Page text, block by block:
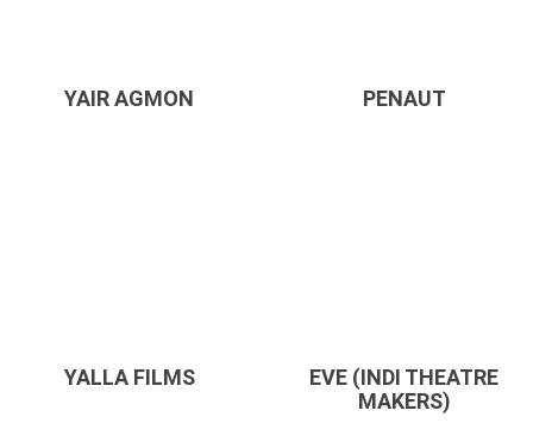
YAIR AGMON PENAUT
YALLA FILMS
EVE (INDI THEATRE
MAKERS)